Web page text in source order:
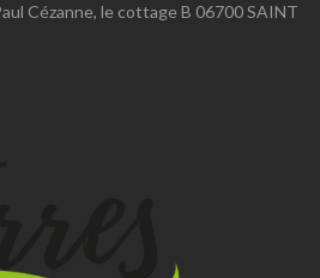
Cézanne, le cottage B 06700 SAINT